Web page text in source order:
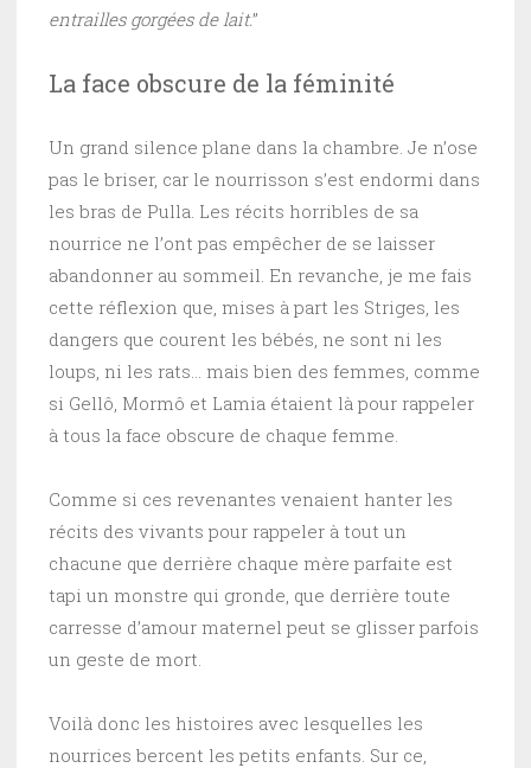
entrailles gorgées de lait.”
La face obscure de la féminité
Un grand silence plane dans la chambre. Je n’ose
pas le briser, car le nourrisson s’est endormi dans
les bras de Pulla. Les récits horribles de sa
nourrice ne l’ont pas empêcher de se laisser
abandonner au sommeil. En revanche, je me fais
cette réflexion que, mises à part les Striges, les
dangers que courent les bébés, ne sont ni les
loups, ni les rats… mais bien des femmes, comme
si Gellô, Mormô et Lamia étaient là pour rappeler
à tous la face obscure de chaque femme.
Comme si ces revenantes venaient hanter les
récits des vivants pour rappeler à tout un
chacune que derrière chaque mère parfaite est
tapi un monstre qui gronde, que derrière toute
carresse d’amour maternel peut se glisser parfois
un geste de mort.
Voilà donc les histoires avec lesquelles les
nourrices bercent les petits enfants. Sur ce,